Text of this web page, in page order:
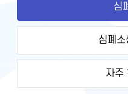
심
심폐
자주